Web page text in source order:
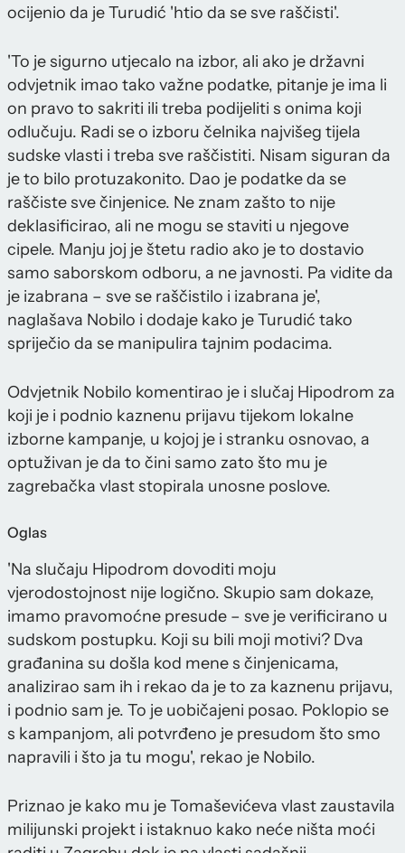
ocijenio da je Turudić 'htio da se sve raščisti'.
'To je sigurno utjecalo na izbor, ali ako je državni
odvjetnik imao tako važne podatke, pitanje je ima li
on pravo to sakriti ili treba podijeliti s onima koji
odlučuju. Radi se o izboru čelnika najvišeg tijela
sudske vlasti i treba sve raščistiti. Nisam siguran da
je to bilo protuzakonito. Dao je podatke da se
raščiste sve činjenice. Ne znam zašto to nije
deklasificirao, ali ne mogu se staviti u njegove
cipele. Manju joj je štetu radio ako je to dostavio
samo saborskom odboru, a ne javnosti. Pa vidite da
je izabrana – sve se raščistilo i izabrana je',
naglašava Nobilo i dodaje kako je Turudić tako
spriječio da se manipulira tajnim podacima.
Odvjetnik Nobilo komentirao je i slučaj Hipodrom za
koji je i podnio kaznenu prijavu tijekom lokalne
izborne kampanje, u kojoj je i stranku osnovao, a
optuživan je da to čini samo zato što mu je
zagrebačka vlast stopirala unosne poslove.
Oglas
'Na slučaju Hipodrom dovoditi moju
vjerodostojnost nije logično. Skupio sam dokaze,
imamo pravomoćne presude – sve je verificirano u
sudskom postupku. Koji su bili moji motivi? Dva
građanina su došla kod mene s činjenicama,
analizirao sam ih i rekao da je to za kaznenu prijavu,
i podnio sam je. To je uobičajeni posao. Poklopio se
s kampanjom, ali potvrđeno je presudom što smo
napravili i što ja tu mogu', rekao je Nobilo.
Priznao je kako mu je Tomaševićeva vlast zaustavila
milijunski projekt i istaknuo kako neće ništa moći